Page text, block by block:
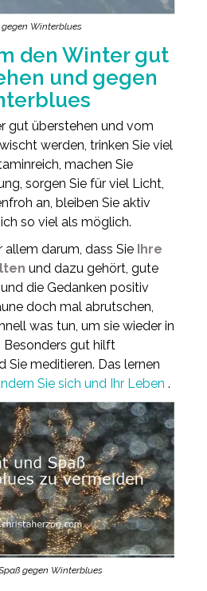
Winterblues
den Winter gut
und gegen
gut überstehen und vom
werden, trinken Sie viel
machen Sie
sorgen Sie für viel Licht,
an, bleiben Sie aktiv
so viel als möglich.
allem darum, dass Sie Ihre
und dazu gehört, gute
die Gedanken positiv
doch mal abrutschen,
was tun, um sie wieder in
Besonders gut hilft
Sie meditieren. Das lernen
Sie sich und Ihr Leben .
gegen Winterblues